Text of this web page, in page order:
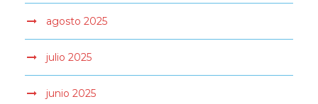
agosto 2025
julio 2025
junio 2025